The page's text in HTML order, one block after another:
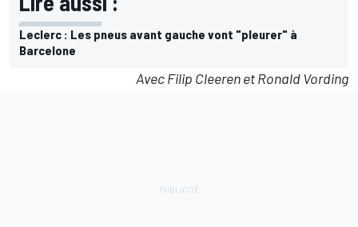
Leclerc : Les pneus avant gauche vont "pleurer" à
Barcelone
Avec Filip Cleeren et Ronald Vording